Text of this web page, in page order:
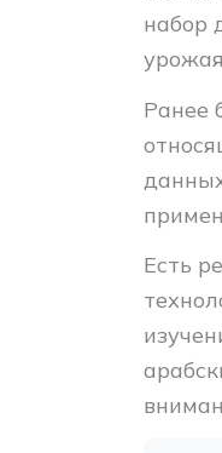
набор
Ранее
Есть